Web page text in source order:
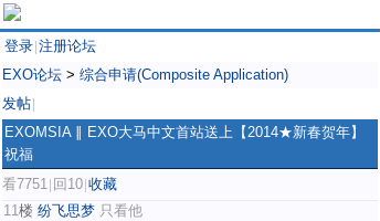
登录 注册论坛
EXO论坛 > 综合申请(Composite Application)
发帖
EXOMSIA ∥ EXO大马中文首站送上【2014★新春贺年】
祝福
看7751 回10 收藏
11楼 纷飞思梦 只看他